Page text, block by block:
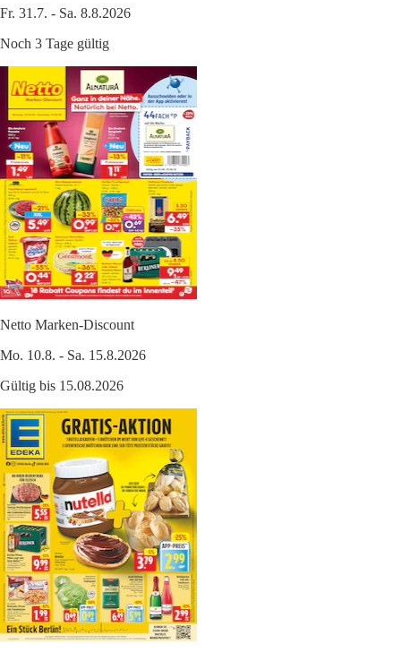
Fr. 31.7. - Sa. 8.8.2026
Noch 3 Tage gültig
Netto Marken-Discount
Mo. 10.8. - Sa. 15.8.2026
Gültig bis 15.08.2026